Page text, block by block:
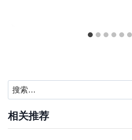
搜
索：
相关推荐